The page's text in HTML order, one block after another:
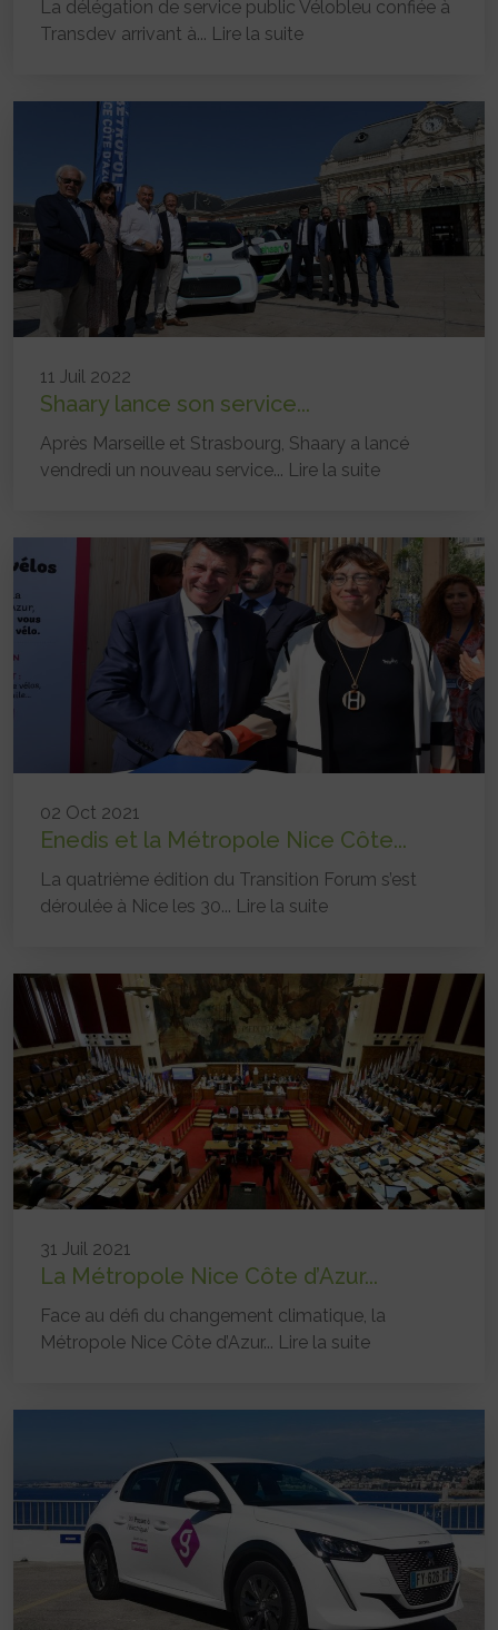
La délégation de service public Vélobleu confiée à
Transdev arrivant à... Lire la suite
11 Juil 2022
Shaary lance son service...
Après Marseille et Strasbourg, Shaary a lancé
vendredi un nouveau service... Lire la suite
02 Oct 2021
Enedis et la Métropole Nice Côte...
La quatrième édition du Transition Forum s’est
déroulée à Nice les 30... Lire la suite
31 Juil 2021
La Métropole Nice Côte d’Azur...
Face au défi du changement climatique, la
Métropole Nice Côte d’Azur... Lire la suite